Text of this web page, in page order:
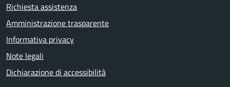
Richiesta assistenza
Amministrazione trasparente
Informativa privacy
Note legali
Dichiarazione di accessibilità